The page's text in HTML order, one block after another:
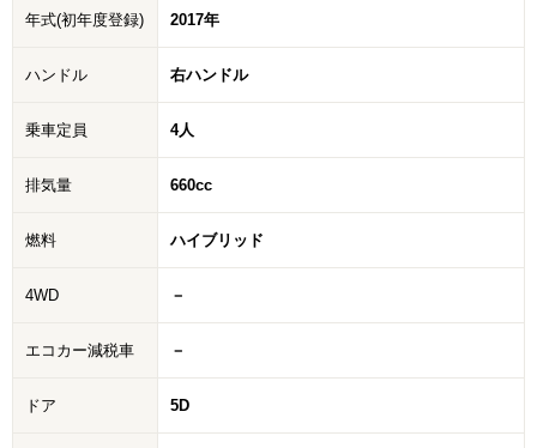
年式(初年度登録) 2017年
ハンドル 右ハンドル
乗車定員 4人
排気量 660cc
燃料 ハイブリッド
4WD －
エコカー減税車 －
ドア 5D